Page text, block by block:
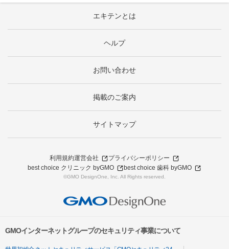
エキテンとは
ヘルプ
お問い合わせ
掲載のご案内
サイトマップ
利用規約運営会社
プライバシーポリシー
best choice クリニック byGMO
best choice 歯科 byGMO
©GMO DesignOne, Inc. All Rights reserved.
GMOインターネットグループのセキュリティ事業について